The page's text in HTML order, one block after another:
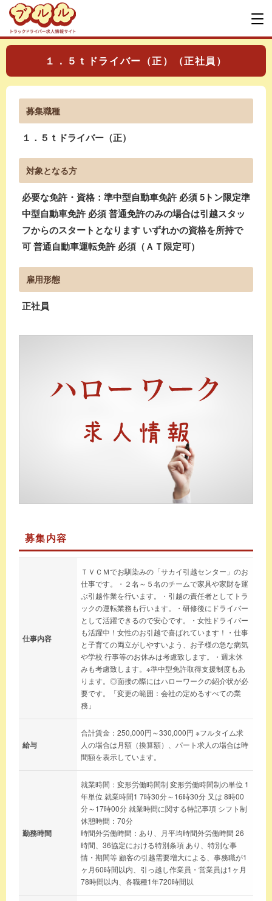
１．５ｔドライバー（正）（正社員）
募集職種
１．５ｔドライバー（正）
対象となる方
必要な免許・資格：準中型自動車免許 必須 5トン限定準
中型自動車免許 必須 普通免許のみの場合は引越スタッ
フからのスタートとなります いずれかの資格を所持で
可 普通自動車運転免許 必須（ＡＴ限定可）
雇用形態
正社員
募集内容
仕事内容
ＴＶＣＭでお馴染みの「サカイ引越センター」のお
仕事です。・２名～５名のチームで家具や家財を運
ぶ引越作業を行います。・引越の責任者としてトラ
ックの運転業務も行います。・研修後にドライバー
として活躍できるので安心です。・女性ドライバー
も活躍中！女性のお引越で喜ばれています！・仕事
と子育ての両立がしやすいよう、お子様の急な病気
や学校 行事等のお休みは考慮致します。・週末休
みも考慮致します。※準中型免許取得支援制度もあ
ります。◎面接の際にはハローワークの紹介状が必
要です。「変更の範囲：会社の定めるすべての業
務」
給与
合計賃金：250,000円～330,000円 ※フルタイム求
人の場合は月額（換算額）、パート求人の場合は時
間額を表示しています。
勤務時間
就業時間：変形労働時間制 変形労働時間制の単位 1
年単位 就業時間1 7時30分～16時30分 又は 8時00
分～17時00分 就業時間に関する特記事項 シフト制
休憩時間：70分
時間外労働時間：あり、月平均時間外労働時間 26
時間、36協定における特別条項 あり、特別な事
情・期間等 顧客の引越需要増大による、事務職が1
ヶ月60時間以内、引っ越し作業員・営業員は1ヶ月
78時間以内、各職種1年720時間以